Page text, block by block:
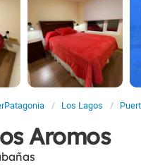
Los Lagos
Aromos